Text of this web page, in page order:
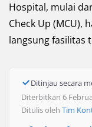
Hospital, mulai
Check Up (MCU),
langsung fasilitas
Ditinjau secara
Diterbitkan 6
Ditulis oleh Tim